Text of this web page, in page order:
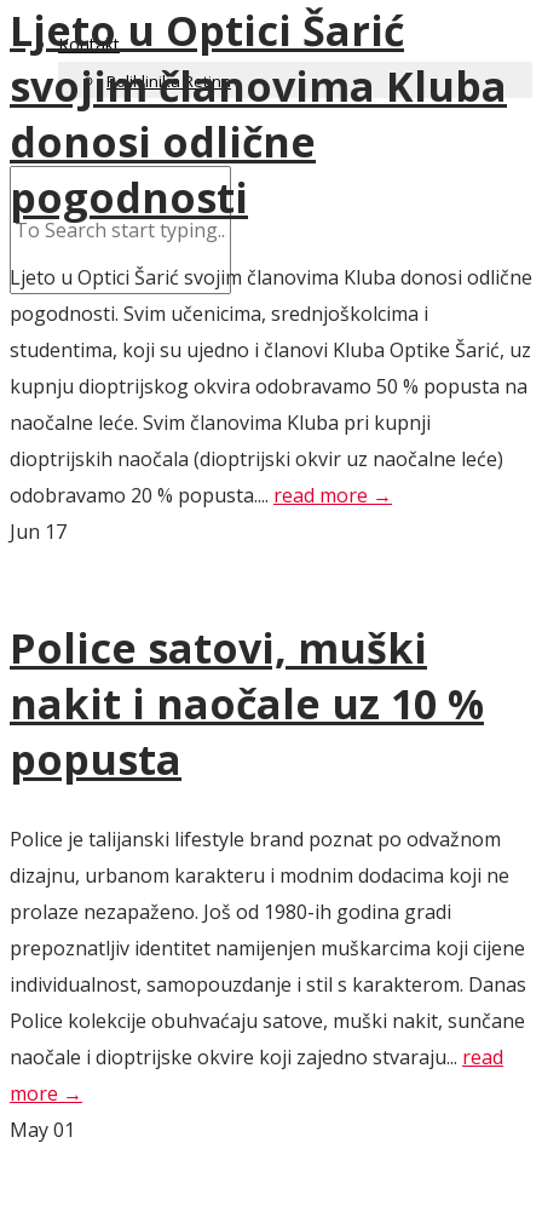
Kontakt
Poliklinika Retina
Ljeto u Optici Šarić
svojim članovima Kluba
donosi odlične
pogodnosti
Ljeto u Optici Šarić svojim članovima Kluba donosi odlične
pogodnosti. Svim učenicima, srednjoškolcima i
studentima, koji su ujedno i članovi Kluba Optike Šarić, uz
kupnju dioptrijskog okvira odobravamo 50 % popusta na
naočalne leće. Svim članovima Kluba pri kupnji
dioptrijskih naočala (dioptrijski okvir uz naočalne leće)
odobravamo 20 % popusta.... read more →
Jun 17
Police satovi, muški
nakit i naočale uz 10 %
popusta
Police je talijanski lifestyle brand poznat po odvažnom
dizajnu, urbanom karakteru i modnim dodacima koji ne
prolaze nezapaženo. Još od 1980-ih godina gradi
prepoznatljiv identitet namijenjen muškarcima koji cijene
individualnost, samopouzdanje i stil s karakterom. Danas
Police kolekcije obuhvaćaju satove, muški nakit, sunčane
naočale i dioptrijske okvire koji zajedno stvaraju... read
more →
May01